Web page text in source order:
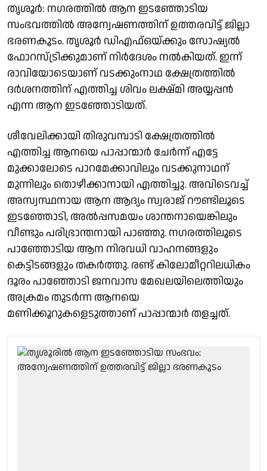
തൃശൂർ: നഗരത്തിൽ ആന ഇടഞ്ഞോടിയ
സംഭവത്തിൽ അന്വേഷണത്തിന് ഉത്തരവിട്ട് ജില്ലാ
ഭരണകൂടം. തൃശൂർ ഡിഎഫ്ഒയ്ക്കും സോഷ്യൽ
ഫോറസ്ട്രിക്കുമാണ് നിർദേശം നൽകിയത്. ഇന്ന്
രാവിയോടെയാണ് വടക്കുംനാഥ ക്ഷേത്രത്തിൽ
ദർശനത്തിന് എത്തിച്ച ശിവം ലക്ഷ്മി അയ്യപ്പൻ
എന്ന ആന ഇടഞ്ഞോടിയത്.
ശീവേലിക്കായി തിരുവമ്പാടി ക്ഷേത്രത്തിൽ
എത്തിച്ച ആനയെ പാപ്പാന്മാർ ചേർന്ന് എട്ടേ
മുക്കാലോടെ പാറമേക്കാവിലും വടക്കുനാഥന്
മുന്നിലും തൊഴീക്കാനായി എത്തിച്ചു. അവിടെവച്ച്
അസ്വസ്ഥനായ ആന ആദ്യം സ്വരാജ് റൗണ്ടിലൂടെ
ഇടഞ്ഞോടി, അൽപ്പസമയം ശാന്തനായെങ്കിലും
വീണ്ടും പരിഭ്രാന്തനായി പാഞ്ഞു. നഗരത്തിലൂടെ
പാഞ്ഞോടിയ ആന നിരവധി വാഹനങ്ങളും
കെട്ടിടങ്ങളും തകർത്തു. രണ്ട് കിലോമീറ്ററിലധികം
ദൂരം പാഞ്ഞോടി ജനവാസ മേഖലയിലെത്തിയും
അക്രമം തുടർന്ന ആനയെ
മണിക്കൂറുകളെടുത്താണ് പാപ്പാന്മാർ തളച്ചത്.